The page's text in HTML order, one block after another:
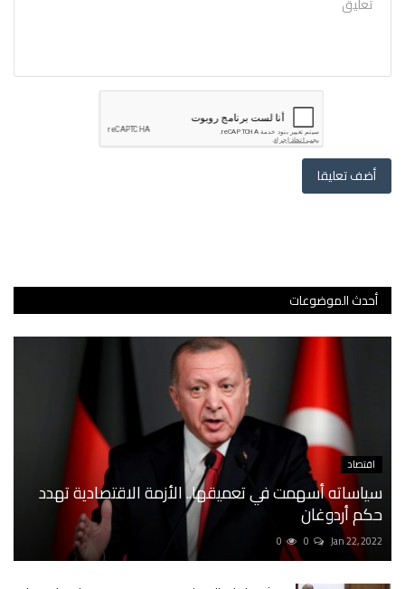
أضف تعليقا
أحدث الموضوعات
اقتصاد
سياساته أسهمت في تعميقها.. الأزمة الاقتصادية تهدد
حكم أردوغان
Jan 22, 2022
0
0